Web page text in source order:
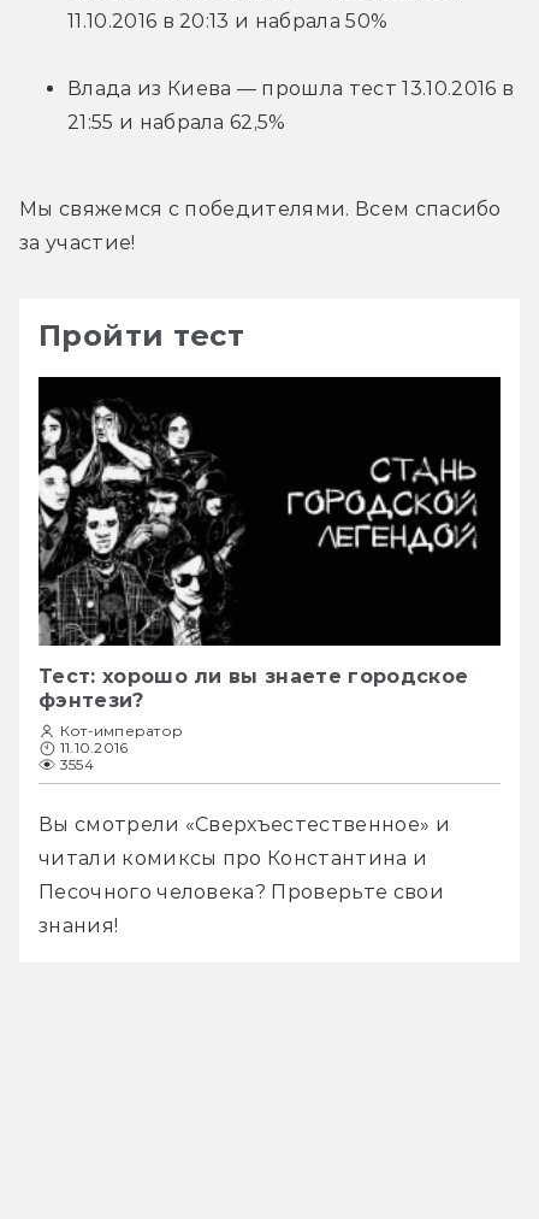
11.10.2016 в 20:13 и набрала 50%
Влада из Киева — прошла тест 13.10.2016 в
21:55 и набрала 62,5%
Мы свяжемся с победителями. Всем спасибо
за участие!
Пройти тест
Тест: хорошо ли вы знаете городское
фэнтези?
Кот-император
11.10.2016
3554
Вы смотрели «Сверхъестественное» и
читали комиксы про Константина и
Песочного человека? Проверьте свои
знания!